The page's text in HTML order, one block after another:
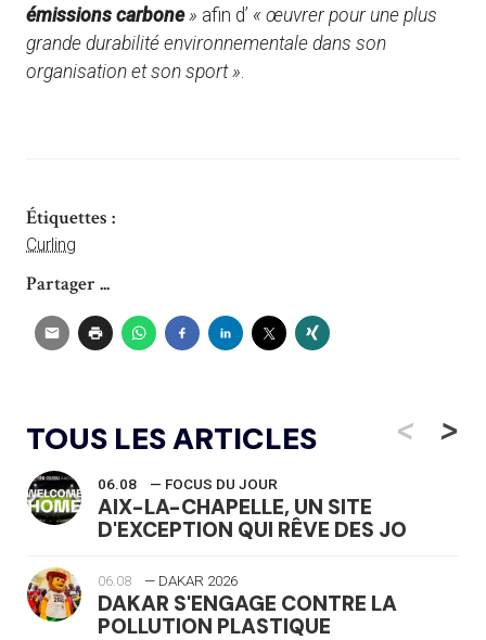
émissions carbone» afin d’ « œuvrer pour une plus
grande durabilité environnementale dans son
organisation et son sport ».
Étiquettes :
Curling
Partager ...
TOUS LES ARTICLES <
06.08 — FOCUS DU JOUR
AIX-LA-CHAPELLE, UN SITE
D'EXCEPTION QUI RÊVE DES JO
06.08 — DAKAR 2026
DAKAR S'ENGAGE CONTRE LA
POLLUTION PLASTIQUE
>